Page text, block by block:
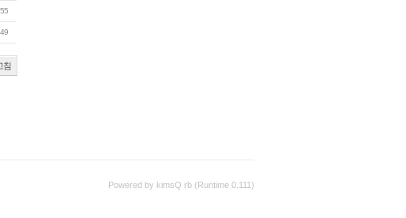
침
Powered by kimsQ rb (Runtime 0.111)